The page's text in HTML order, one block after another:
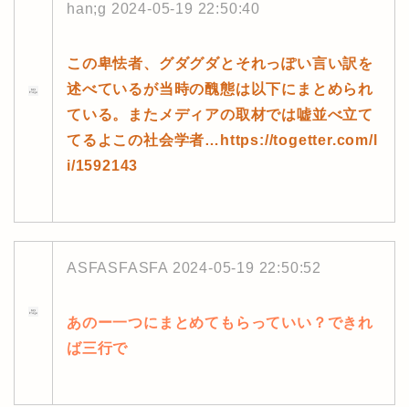
han;g 2024-05-19 22:50:40
この卑怯者、グダグダとそれっぽい言い訳を
述べているが当時の醜態は以下にまとめられ
ている。またメディアの取材では嘘並べ立て
てるよこの社会学者…https://togetter.com/l
i/1592143
ASFASFASFA 2024-05-19 22:50:52
あのー一つにまとめてもらっていい？できれ
ば三行で